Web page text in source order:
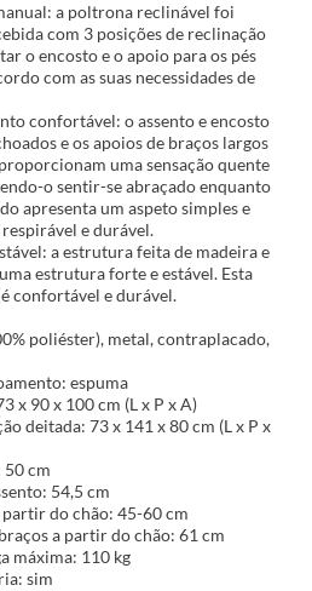
a poltrona reclinável foi
com 3 posições de reclinação
o encosto e o apoio para os pés
com as suas necessidades de
confortável: o assento e encosto
e os apoios de braços largos
uma sensação quente
o sentir-se abraçado enquanto
apresenta um aspeto simples e
e durável.
a estrutura feita de madeira e
estrutura forte e estável. Esta
confortável e durável.
poliéster), metal, contraplacado,
espuma
x 90 x 100 cm (L x P x A)
deitada: 73 x 141 x 80 cm (L x P x
50 cm
54,5 cm
do chão: 45-60 cm
a partir do chão: 61 cm
máxima: 110 kg
sim